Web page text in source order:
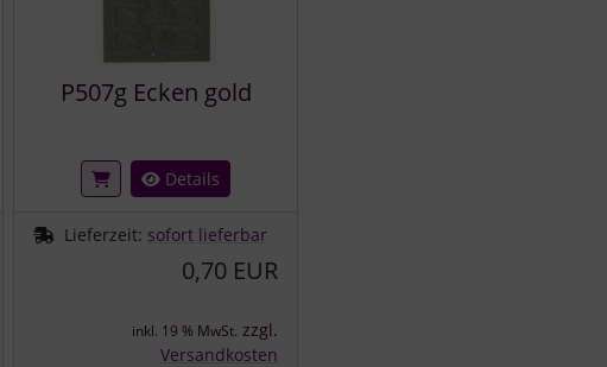
P507g Ecken gold
Details
Lieferzeit: sofort lieferbar
0,70 EUR
inkl. 19 % MwSt. zzgl.
Versandkosten